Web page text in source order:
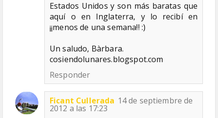
Estados Unidos y son más baratas que
aquí o en Inglaterra, y lo recibí en
¡¡menos de una semana!! :)
Un saludo, Bàrbara.
cosiendolunares.blogspot.com
Responder
Ficant Cullerada 14 de septiembre de
2012 a las 17:23